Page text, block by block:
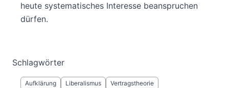
heute systematisches Interesse beanspruchen
dürfen.
Schlagwörter
Aufklärung Liberalismus Vertragstheorie